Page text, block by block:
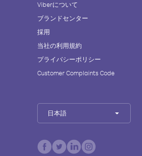
Viberについて
ブランドセンター
採用
当社の利用規約
プライバシーポリシー
Customer Complaints Code
日本語